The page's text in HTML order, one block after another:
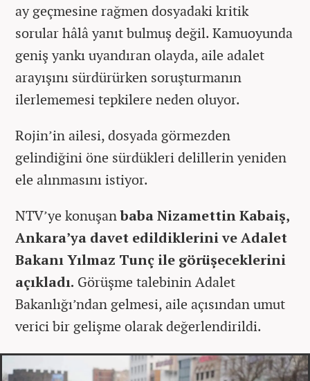
ay geçmesine rağmen dosyadaki kritik
sorular hâlâ yanıt bulmuş değil. Kamuoyunda
geniş yankı uyandıran olayda, aile adalet
arayışını sürdürürken soruşturmanın
ilerlememesi tepkilere neden oluyor.
Rojin’in ailesi, dosyada görmezden
gelindiğini öne sürdükleri delillerin yeniden
ele alınmasını istiyor.
NTV’ye konuşanbaba Nizamettin Kabaiş,
Ankara’ya davet edildiklerini ve Adalet
Bakanı Yılmaz Tunç ile görüşeceklerini
açıkladı. Görüşme talebinin Adalet
Bakanlığı’ndan gelmesi, aile açısından umut
verici bir gelişme olarak değerlendirildi.